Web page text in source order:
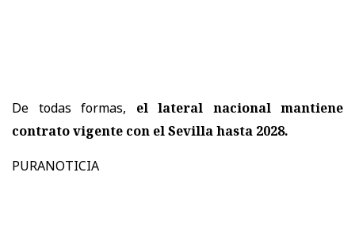
De todas formas, el lateral nacional mantiene
contrato vigente con el Sevilla hasta 2028.
PURANOTICIA